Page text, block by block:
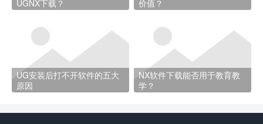
UGNX下载？
价值？
UG安装后打不开软件的五大
原因
NX软件下载能否用于教育教
学？